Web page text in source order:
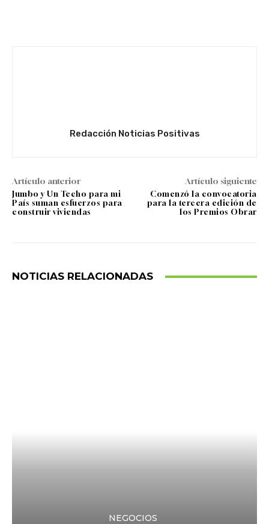
Redacción Noticias Positivas
Artículo anterior
Jumbo y Un Techo para mi
País suman esfuerzos para
construir viviendas
Artículo siguiente
Comenzó la convocatoria
para la tercera edición de
los Premios Obrar
NOTICIAS RELACIONADAS
NEGOCIOS